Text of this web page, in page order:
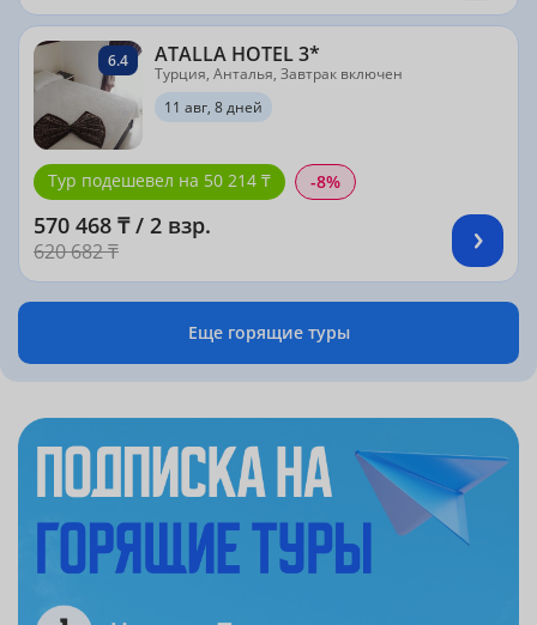
6.4 ATALLA HOTEL 3*
Турция, Анталья, Завтрак включен
11 авг, 8 дней
Тур подешевел на 50 214 ₸ -8%
570 468 ₸ / 2 взр.
620 682 ₸
Еще горящие туры